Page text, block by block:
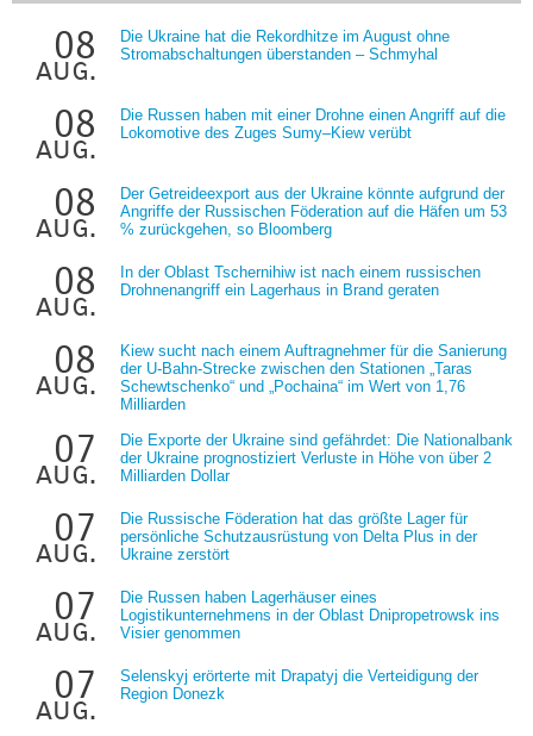
08
aug.
Die Ukraine hat die Rekordhitze im August ohne
Stromabschaltungen überstanden – Schmyhal
08
aug.
Die Russen haben mit einer Drohne einen Angriff auf die
Lokomotive des Zuges Sumy–Kiew verübt
08
aug.
Der Getreideexport aus der Ukraine könnte aufgrund der
Angriffe der Russischen Föderation auf die Häfen um 53
% zurückgehen, so Bloomberg
08
aug.
In der Oblast Tschernihiw ist nach einem russischen
Drohnenangriff ein Lagerhaus in Brand geraten
08
aug.
Kiew sucht nach einem Auftragnehmer für die Sanierung
der U-Bahn-Strecke zwischen den Stationen „Taras
Schewtschenko“ und „Pochaina“ im Wert von 1,76
Milliarden
07
aug.
Die Exporte der Ukraine sind gefährdet: Die Nationalbank
der Ukraine prognostiziert Verluste in Höhe von über 2
Milliarden Dollar
07
aug.
Die Russische Föderation hat das größte Lager für
persönliche Schutzausrüstung von Delta Plus in der
Ukraine zerstört
07
aug.
Die Russen haben Lagerhäuser eines
Logistikunternehmens in der Oblast Dnipropetrowsk ins
Visier genommen
07
aug.
Selenskyj erörterte mit Drapatyj die Verteidigung der
Region Donezk